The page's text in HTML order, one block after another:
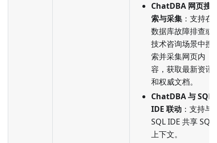
ChatDBA 网页搜
索与采集 ：支持在
数据库故障排查或
技术咨询场景中搜
索并采集网页内
容，获取最新资讯
和权威文档。
ChatDBA 与 SQL
IDE 联动 ：支持与
SQL IDE 共享 SQL
上下文。